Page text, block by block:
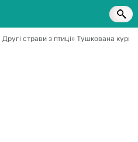
Другі страви з птиці» Тушкована